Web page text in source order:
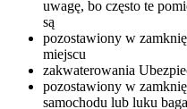
uwagę, bo często te
są
pozostawiony w
miejscu
zakwaterowania
pozostawiony w
samochodu lub luku